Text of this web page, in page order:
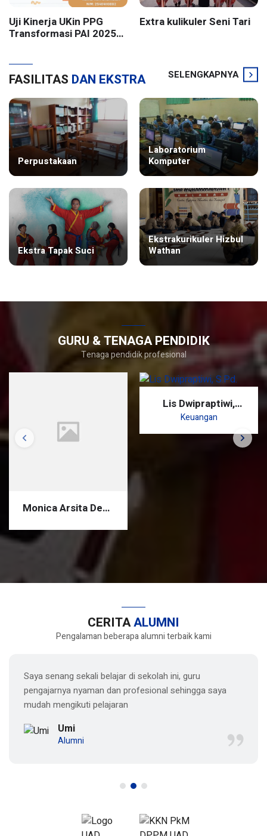
Uji Kinerja UKin PPG
Transformasi PAI 2025
Extra kulikuler Seni Tari
FASILITAS DAN EKSTRA SELENGKAPNYA
Perpustakaan
Laboratorium
Komputer
Ekstra Tapak Suci
Ekstrakurikuler Hizbul
Wathan
GURU & TENAGA PENDIDIK
Tenaga pendidik profesional
Monica Arsita Dewi,
Lis Dwipraptiwi,
S.Pd.
Keuangan
CERITAALUMNI
Pengalaman beberapa alumni terbaik kami
Saya senang sekali belajar di sekolah ini, guru
pengajarnya nyaman dan profesional sehingga saya
mudah mengikuti pelajaran
Umi
Alumni